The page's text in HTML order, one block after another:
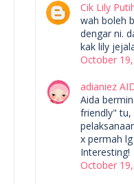
Cik Lily
wah boleh
dengar ni.
kak lily
October
adianiez
Aida
friendly" tu,
x permah
Interesting!
October